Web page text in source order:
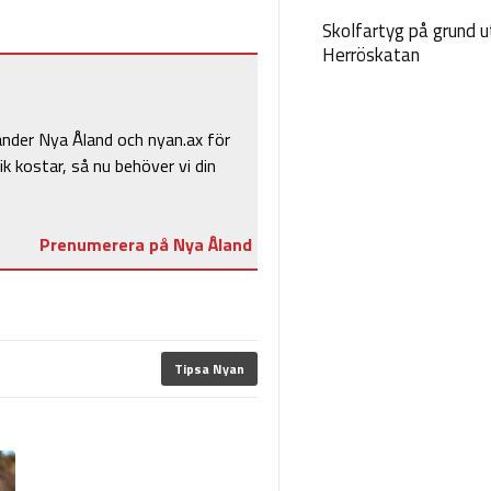
Nya Åland och nyan.ax för
kostar, så nu behöver vi din
Prenumerera på Nya Åland
Tipsa Nyan
Skolfartyg på grund
Herröskatan